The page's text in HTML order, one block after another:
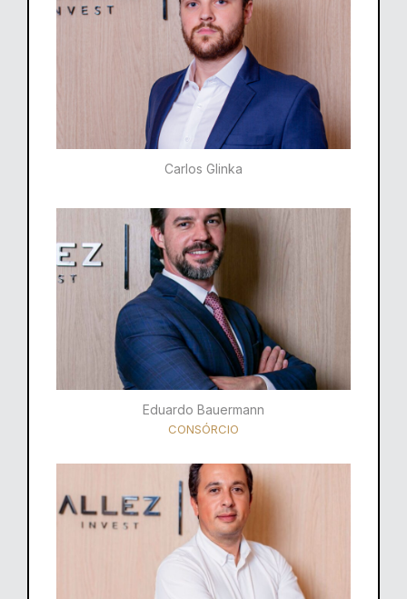
Carlos Glinka
Eduardo Bauermann
CONSÓRCIO